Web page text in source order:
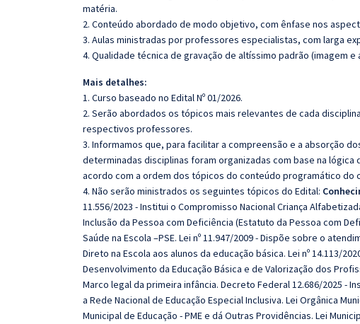
matéria.
2. Conteúdo abordado de modo objetivo, com ênfase nos
3. Aulas ministradas por professores especialistas, com larga
4. Qualidade técnica de gravação de altíssimo padrão (imagem e
Mais detalhes:
1. Curso baseado no Edital Nº 01/2026.
2. Serão abordados os tópicos mais relevantes de cada
respectivos professores.
3. Informamos que, para facilitar a compreensão e a absorção
determinadas disciplinas foram organizadas com base na
acordo com a ordem dos tópicos do conteúdo programático do
4. Não serão ministrados os seguintes tópicos do Edital:
11.556/2023 - Institui o Compromisso Nacional Criança
Inclusão da Pessoa com Deficiência (Estatuto da Pessoa com
Saúde na Escola –PSE. Lei nº 11.947/2009 - Dispõe sobre o
Direto na Escola aos alunos da educação básica. Lei nº 14.113/
Desenvolvimento da Educação Básica e de Valorização dos
Marco legal da primeira infância. Decreto Federal 12.686/2025 -
a Rede Nacional de Educação Especial Inclusiva. Lei Orgânica
Municipal de Educação - PME e dá Outras Providências. Lei